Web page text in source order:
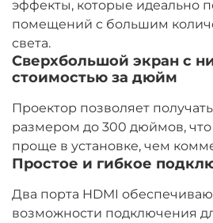
эффекты, которые идеально
помещений с большим
света.
Сверхбольшой экран с
стоимостью за дюйм​​
Проектор позволяет
размером до 300 дюймов,
проще в установке, чем
Простое и гибкое
Два порта HDMI
возможности подключения